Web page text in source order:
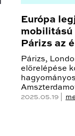
Európa
mobilitású
Párizs az
Párizs,
előrelépése
2025.05.19 |